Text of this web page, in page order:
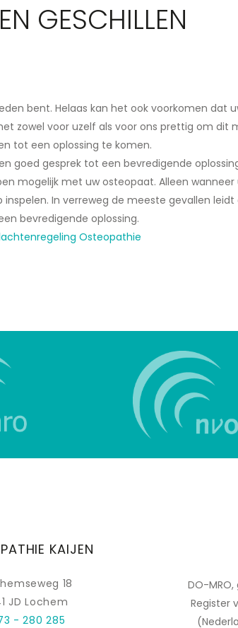
GESCHILLEN
bent. Helaas kan het ook voorkomen dat
zowel voor uzelf als voor ons prettig om dit
tot een oplossing te komen.
goed gesprek tot een bevredigende
mogelijk met uw osteopaat. Alleen wanneer
In verreweg de meeste gevallen leidt
bevredigende oplossing.
Osteopathie
KAIJEN
18
JD Lochem
- 280 285
DO-
Register